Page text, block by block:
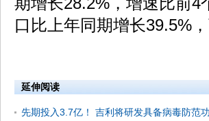
口比上年同期增长39.5%
延伸阅读
先期投入3.7亿！ 吉利将研发具备病毒防范